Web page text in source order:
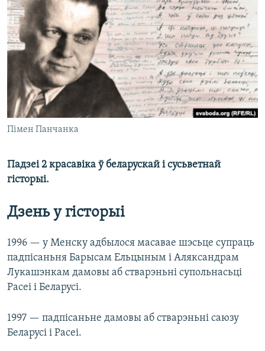
КУЛЬТУРА
КАЛЯНДАР
МОВА
НА ХВАЛЯХ СВАБОДЫ
Пімен Панчанка
Падзеі 2 красавіка ў беларускай і сусьветнай
гісторыі.
Дзень у гісторыі
1996 — у Менску адбылося масавае шэсьце супраць
падпісаньня Барысам Ельцыным і Аляксандрам
Лукашэнкам дамовы аб стварэньні супольнасьці
Расеі і Беларусі.
1997 — падпісаньне дамовы аб стварэньні саюзу
Беларусі і Расеі.